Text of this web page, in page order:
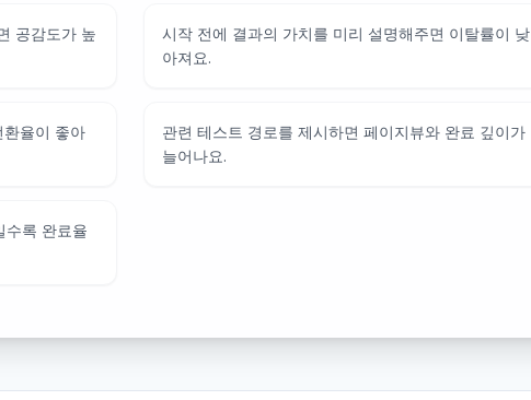
공감도가 높
율이 좋아
수록 완료율
시작 전에 결과의 가치를 미리 설명해주면 이탈률이 낮
아져요.
관련 테스트 경로를 제시하면 페이지뷰와 완료 깊이가
늘어나요.